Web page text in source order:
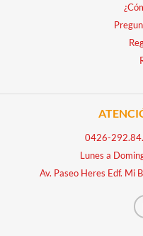
0426-
Lunes a
Av. Paseo Heres Edf. Mi